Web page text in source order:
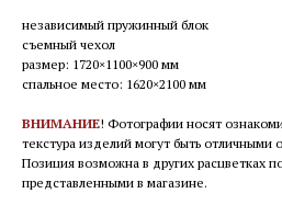
независимый пружинный блок
съемный чехол
размер: 1720×1100×900 мм
спальное место: 1620×2100 мм
ВНИМАНИЕ! Фотографии носят
текстура изделий могут быть отличными
Позиция возможна в других расцветках
представленными в магазине.